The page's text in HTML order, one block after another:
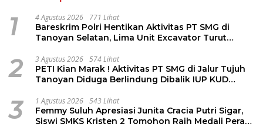
1 4 Agustus 2026 771 Lihat
Bareskrim Polri Hentikan Aktivitas PT SMG di
Tanoyan Selatan, Lima Unit Excavator Turut
2 3 Agustus 2026 574 Lihat
PETI Kian Marak ! Aktivitas PT SMG di Jalur Tujuh
Tanoyan Diduga Berlindung Dibalik IUP KUD
3 1 Agustus 2026 543 Lihat
Femmy Suluh Apresiasi Junita Cracia Putri Sigar,
Siswi SMKS Kristen 2 Tomohon Raih Medali Perak